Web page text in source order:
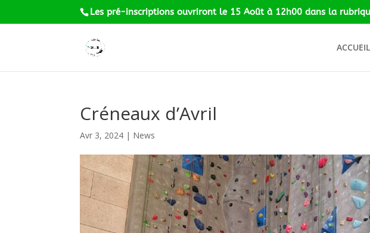
Les pré-inscriptions ouvriront le 15 Août à 12h00 dans la
ACCUEIL
Créneaux d’Avril
Avr 3, 2024 | News